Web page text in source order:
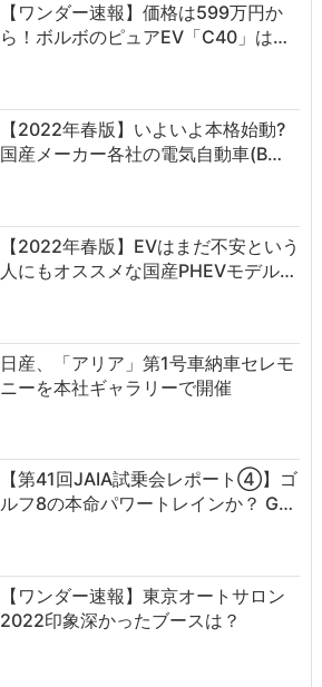
【ワンダー速報】価格は599万円か
ら！ボルボのピュアEV「C40」は…
【2022年春版】いよいよ本格始動?
国産メーカー各社の電気自動車(B…
【2022年春版】EVはまだ不安という
人にもオススメな国産PHEVモデル…
日産、「アリア」第1号車納車セレモ
ニーを本社ギャラリーで開催
【第41回JAIA試乗会レポート④】ゴ
ルフ8の本命パワートレインか？ G…
【ワンダー速報】東京オートサロン
2022印象深かったブースは？